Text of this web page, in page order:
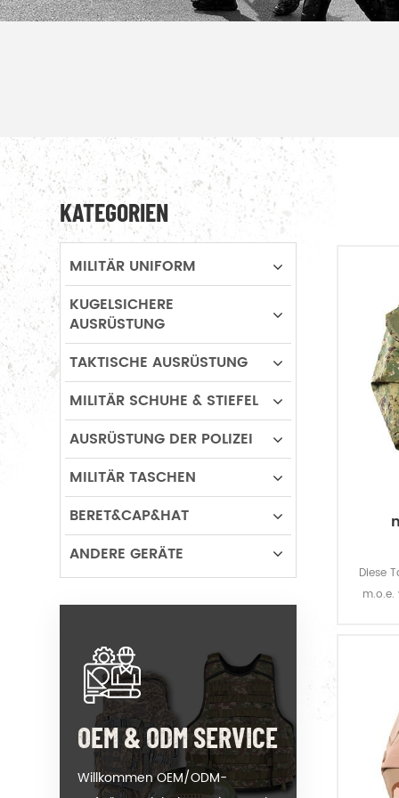
Diese
KATEGORIEN
MILITÄR UNIFORM
KUGELSICHERE
AUSRÜSTUNG
TAKTISCHE AUSRÜSTUNG
MILITÄR SCHUHE & STIEFEL
AUSRÜSTUNG DER POLIZEI
MILITÄR TASCHEN
BERET&CAP&HAT
ANDERE GERÄTE
OEM & ODM SERVICE
Willkommen OEM/ODM-